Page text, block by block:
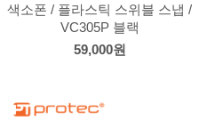
색소폰 / 플라스틱 스위블 스냅 /
VC305P 블랙
59,000원